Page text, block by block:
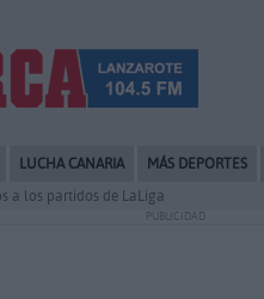
LUCHA CANARIA MÁS DEPORTES
a los partidos de LaLiga
PUBLICIDAD